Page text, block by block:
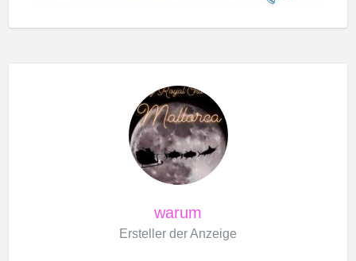
warum
Ersteller der Anzeige